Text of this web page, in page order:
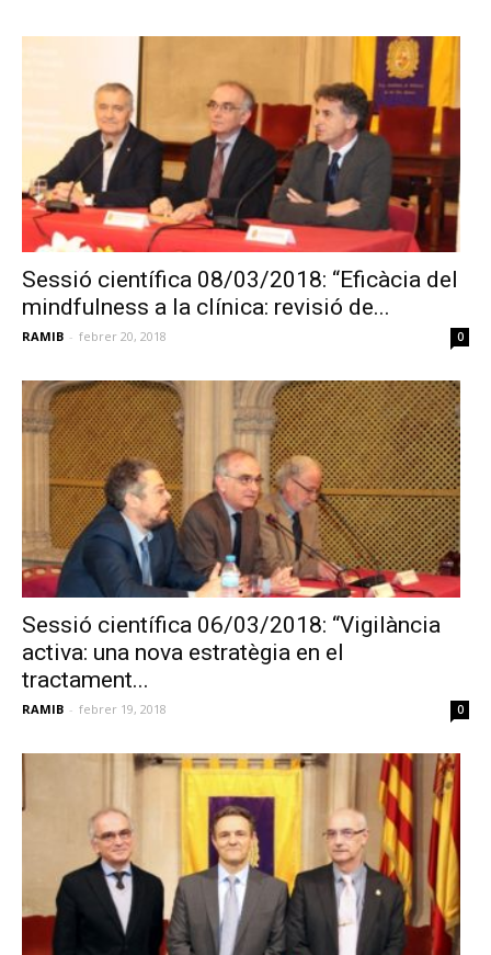
Sessió científica 08/03/2018: “Eficàcia del
mindfulness a la clínica: revisió de...
RAMIB - febrer 20, 2018 0
Sessió científica 06/03/2018: “Vigilància
activa: una nova estratègia en el
tractament...
RAMIB - febrer 19, 2018 0